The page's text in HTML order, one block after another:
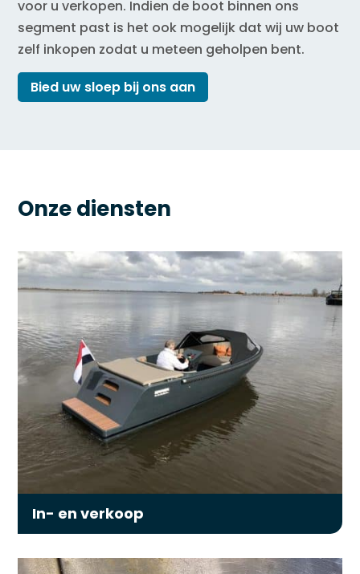
voor u verkopen. Indien de boot binnen ons
segment past is het ook mogelijk dat wij uw boot
zelf inkopen zodat u meteen geholpen bent.
Bied uw sloep bij ons aan
Onze diensten
In- en verkoop